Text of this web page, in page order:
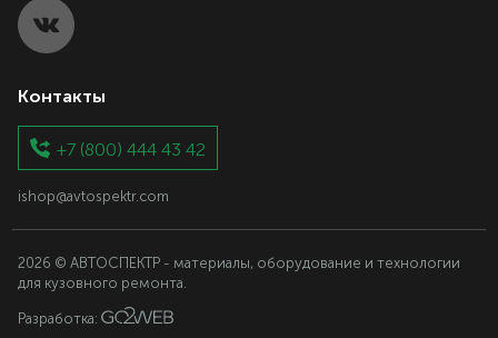
Контакты
+7 (800) 444 43 42
ishop@avtospektr.com
2026 © АВТОСПЕКТР - материалы, оборудование и технологии
для кузовного ремонта.
Разработка: